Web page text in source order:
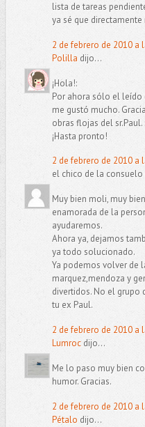
lista de tareas
ya sé que
2 de febrero de 2010 a
Polilla dijo...
¡Hola!:
Por ahora sólo el leído
me gustó mucho.
obras flojas del sr.Paul.
¡Hasta pronto!
2 de febrero de 2010 a
el chico de la
Muy bien moli, muy
enamorada de la
ayudaremos.
Ahora ya, dejamos
ya todo solucionado.
Ya podemos volver de
marquez,mendoza y
divertidos. No el grupo
tu ex Paul.
2 de febrero de 2010 a
Lumrocdijo...
Me lo paso muy bien
humor. Gracias.
2 de febrero de 2010 a
Pétalo dijo...